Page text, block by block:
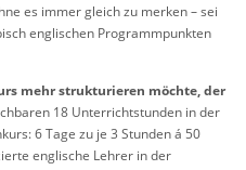
es immer gleich zu merken – sei
englischen Programmpunkten
mehr strukturieren möchte, der
18 Unterrichtstunden in der
6 Tage zu je 3 Stunden á 50
englische Lehrer in der